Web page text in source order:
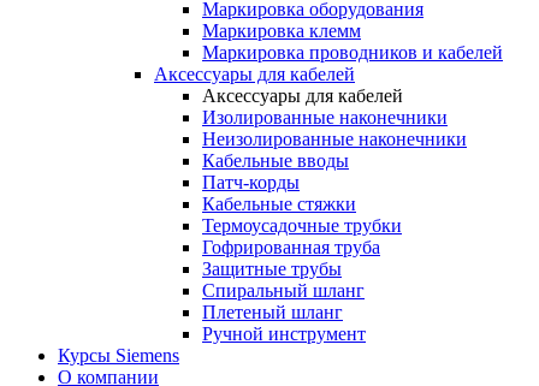
Маркировка оборудования
Маркировка клемм
Маркировка проводников и кабелей
Аксессуары для кабелей
Аксессуары для кабелей
Изолированные наконечники
Неизолированные наконечники
Кабельные вводы
Патч-корды
Кабельные стяжки
Термоусадочные трубки
Гофрированная труба
Защитные трубы
Спиральный шланг
Плетеный шланг
Ручной инструмент
Курсы Siemens
О компании